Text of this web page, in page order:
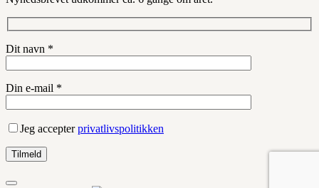
Dit navn *
Din e-mail *
Jeg accepterprivatlivspolitikken